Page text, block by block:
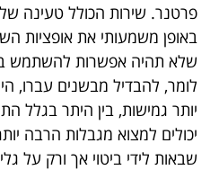
פרטנר. שירות הכולל טעינה
באופן משמעותי את אופציות
שלא תהיה אפשרות להשתמש
לומר, להבדיל מבשנים עברו,
יותר גמישות, בין היתר בגלל
יכולים למצוא מגבלות הרבה
שבאות לידי ביטוי אך ורק על